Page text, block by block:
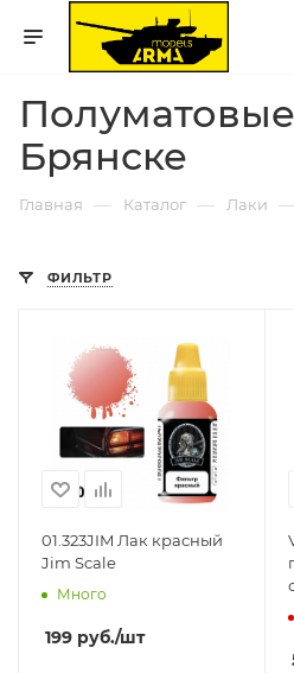
Брянске
Главная — Каталог — Лаки
ФИЛЬТР
01.323JIM Лак красный
Jim Scale
Много
199 руб./шт